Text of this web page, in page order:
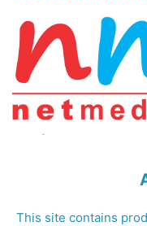
This site contains